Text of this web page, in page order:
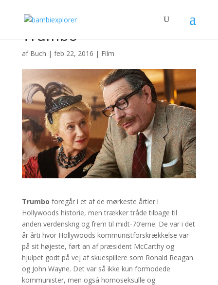
Trumbo
af Buch | feb 22, 2016 | Film
Trumbo foregår i et af de mørkeste årtier i
Hollywoods historie, men trækker tråde tilbage til
anden verdenskrig og frem til midt-70’erne. De var i det
år årti hvor Hollywoods kommunistforskrækkelse var
på sit højeste, ført an af præsident McCarthy og
hjulpet godt på vej af skuespillere som Ronald Reagan
og John Wayne. Det var så ikke kun formodede
kommunister, men også homoseksulle og